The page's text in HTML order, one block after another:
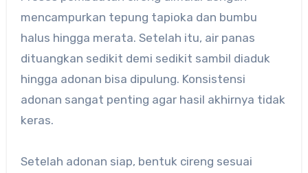
mencampurkan tepung tapioka dan bumbu
halus hingga merata. Setelah itu, air panas
dituangkan sedikit demi sedikit sambil diaduk
hingga adonan bisa dipulung. Konsistensi
adonan sangat penting agar hasil akhirnya tidak
keras.
Setelah adonan siap, bentuk cireng sesuai